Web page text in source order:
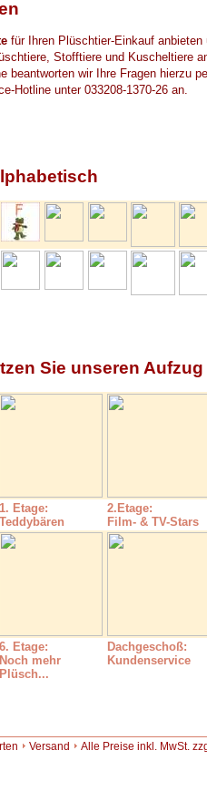
für Ihren Plüschtier-Einkauf anbieten
Stofftiere und Kuscheltiere
beantworten wir Ihre Fragen hierzu
Hotline unter 033208-1370-26 an.
Sie unseren Aufzug
1. Etage:
Teddybären
2.Etage:
Film- & TV-Stars
6. Etage:
Noch mehr
Plüsch...
Dachgeschoß:
Kundenservice
Versand Alle Preise inkl. MwSt.